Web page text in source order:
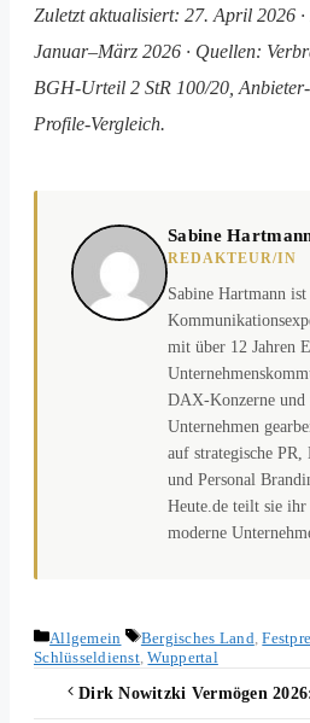
Zuletzt aktualisiert: 27. April 2026 ·
Januar–März 2026 · Quellen:
BGH-Urteil 2 StR 100/20,
Profile-Vergleich.
Sabine
REDAKTEUR/IN
Sabine Hartmann ist
mit über 12 Jahren
DAX-Konzerne und
Unternehmen
auf strategische
und Personal
Heute.de teilt sie ihr
moderne
Kategorien
Allgemein Schlagwörter
Bergisches Land,
Schlüsseldienst,Wuppertal
Dirk Nowitzki Vermögen